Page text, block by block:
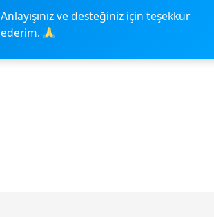
Anlayışınız ve desteğiniz için teşekkür
ederim.